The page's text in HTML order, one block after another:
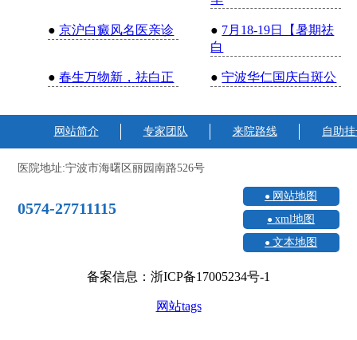
●京沪白癜风名医亲诊 ● 7月18-19日【暑期祛
白
●春生万物新，祛白正 ●宁波华仁国庆白斑公
网站简介 专家团队 来院路线 自助
医院地址:宁波市海曙区丽园南路526号
0574-27711115
网站地图
xml地图
文本地图
备案信息：浙ICP备17005234号-1
网站tags